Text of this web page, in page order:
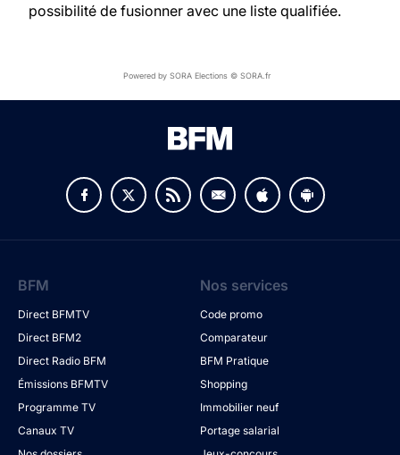
possibilité de fusionner avec une liste qualifiée.
Powered by SORA Elections © SORA.fr
BFM
Direct BFMTV
Direct BFM2
Direct Radio BFM
Émissions BFMTV
Programme TV
Canaux TV
Nos services
Code promo
Comparateur
BFM Pratique
Shopping
Immobilier neuf
Portage salarial